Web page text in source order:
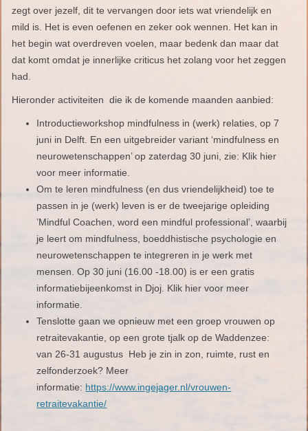
zegt over jezelf, dit te vervangen door iets wat vriendelijk en
mild is. Het is even oefenen en zeker ook wennen. Het kan in
het begin wat overdreven voelen, maar bedenk dan maar dat
dat komt omdat je innerlijke criticus het zolang voor het zeggen
had.
Hieronder activiteiten die ik de komende maanden aanbied:
Introductieworkshop mindfulness in (werk) relaties, op 7
juni in Delft. En een uitgebreider variant ‘mindfulness en
neurowetenschappen’ op zaterdag 30 juni, zie: Klik hier
voor meer informatie.
Om te leren mindfulness (en dus vriendelijkheid) toe te
passen in je (werk) leven is er de tweejarige opleiding ​
’Mindful ​C​oachen, word een mindful professional​’, waarbij
je leert om mindfulness, boeddhistische psychologie en
neurowetenschappen te integreren in je werk met
mensen​. O​p 30 juni (16.00 -18.00) is er een gratis
informatiebijeenkomst in Djoj. Klik hier voor meer
informatie.
Tenslotte gaan we opnieuw met een groep vrouwen op
retraitevakantie, op een grote tjalk op de Waddenzee:
van 26-31 augustus ​Heb je zin in zon, ruimte, rust en
zelfonderzoek? Meer
informatie: https://www.ingejager.nl/vrouwen-
retraitevakantie/